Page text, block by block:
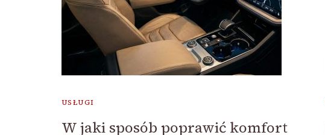
USŁUGI
W jaki sposób poprawić komfort